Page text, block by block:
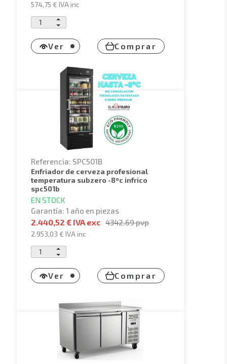
574,75 €IVA inc
Ver Comprar
Referencia: SPC501B
enfriador de cerveza profesional
temperatura subzero -8ºc infrico
spc501b
EN STOCK
Garantía: 1 año en piezas
2.440,52 € IVA exc 4342.69pvp
2.953,03 €IVA inc
Ver Comprar